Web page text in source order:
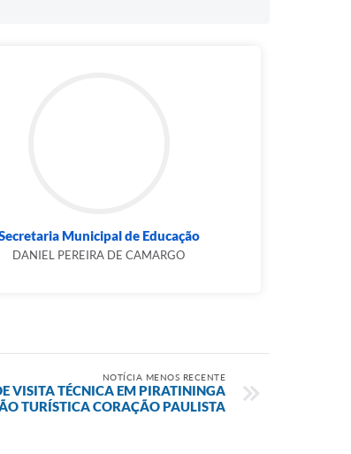
Municipal de Educação
DANIEL PEREIRA DE CAMARGO
NOTÍCIA MENOS RECENTE
VISITA TÉCNICA EM PIRATININGA
TURÍSTICA CORAÇÃO PAULISTA